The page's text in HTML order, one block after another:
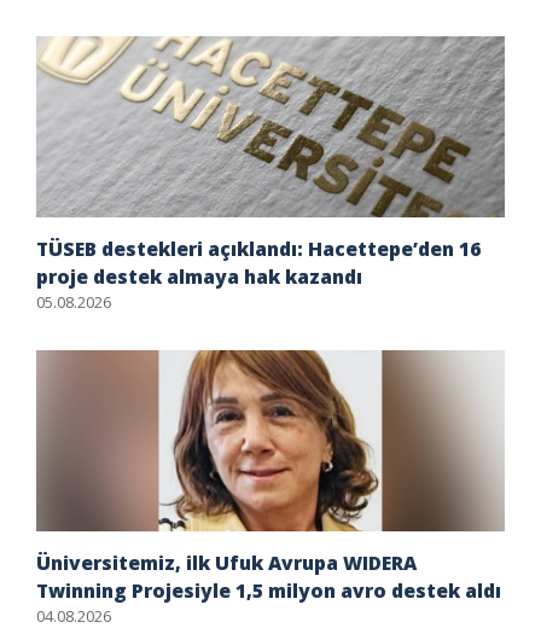
TÜSEB destekleri açıklandı: Hacettepe’den 16
proje destek almaya hak kazandı
05.08.2026
Üniversitemiz, ilk Ufuk Avrupa WIDERA
Twinning Projesiyle 1,5 milyon avro destek aldı
04.08.2026